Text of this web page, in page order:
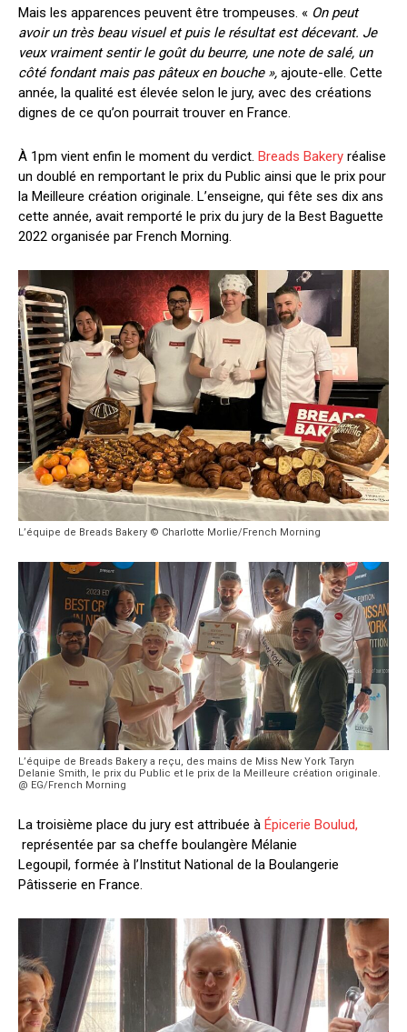
Mais les apparences peuvent être trompeuses. « On peut
avoir un très beau visuel et puis le résultat est décevant. Je
veux vraiment sentir le goût du beurre, une note de salé, un
côté fondant mais pas pâteux en bouche », ajoute-elle. Cette
année, la qualité est élevée selon le jury, avec des créations
dignes de ce qu’on pourrait trouver en France.
À 1pm vient enfin le moment du verdict. Breads Bakery réalise
un doublé en remportant le prix du Public ainsi que le prix pour
la Meilleure création originale. L’enseigne, qui fête ses dix ans
cette année, avait remporté le prix du jury de la Best Baguette
2022 organisée par French Morning.
L’équipe de Breads Bakery © Charlotte Morlie/French Morning
L’équipe de Breads Bakery a reçu, des mains de Miss New York Taryn
Delanie Smith, le prix du Public et le prix de la Meilleure création originale.
@ EG/French Morning
La troisième place du jury est attribuée à Épicerie Boulud,
représentée par sa cheffe boulangère Mélanie
Legoupil, formée à l’Institut National de la Boulangerie
Pâtisserie en France.